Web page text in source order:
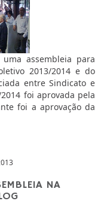
assembleia para
2013/2014 e do
entre Sindicato e
foi aprovada pela
foi a aprovação da
NA